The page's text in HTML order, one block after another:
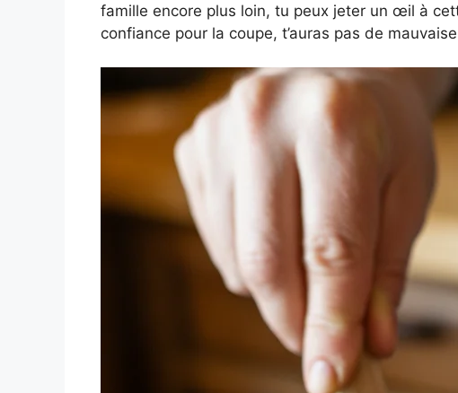
famille encore plus loin, tu peux jeter un œil à
confiance pour la coupe, t’auras pas de